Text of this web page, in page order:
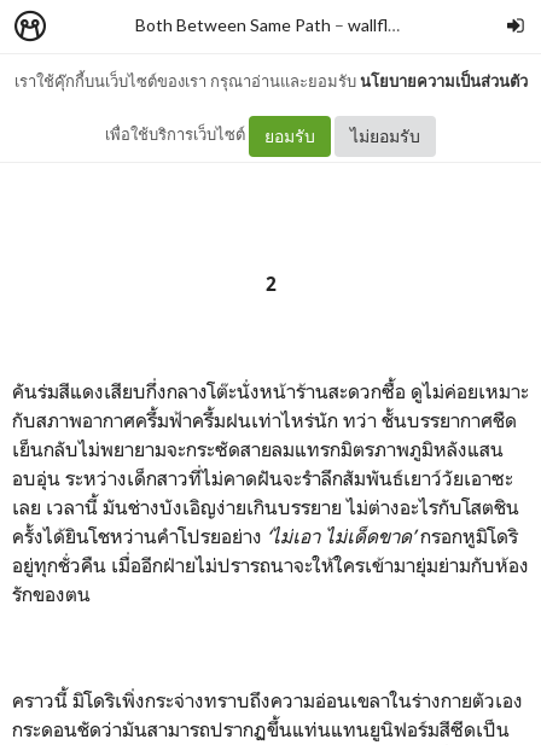
เราใช้คุ๊กกี้บนเว็บไซต์ของเรา กรุณาอ่านและยอมรับนโยบายความเป็นส่วนตัว
เพื่อใช้บริการเว็บไซต์ ยอมรับ ไม่ยอมรับ
Both Between Same Path – wallflowerblu
Yume
2
คันร่มสีแดงเสียบกึ่งกลางโต๊ะนั่งหน้าร้านสะดวกซื้อ ดูไม่ค่อยเหมาะ
กับสภาพอากาศครึ้มฟ้าครึ้มฝนเท่าไหร่นัก ทว่า ชั้นบรรยากาศชืด
เย็นกลับไม่พยายามจะกระซัดสายลมแทรกมิตรภาพภูมิหลังแสน
อบอุ่น ระหว่างเด็กสาวที่ไม่คาดฝันจะรำลึกสัมพันธ์เยาว์วัยเอาซะ
เลย เวลานี้ มันช่างบังเอิญง่ายเกินบรรยาย ไม่ต่างอะไรกับโสตชิน
ครั้งได้ยินโชหว่านคำโปรยอย่าง ‘ไม่เอา ไม่เด็ดขาด’กรอกหูมิโดริ
อยู่ทุกชั่วคืน เมื่ออีกฝ่ายไม่ปรารถนาจะให้ใครเข้ามายุ่มย่ามกับห้อง
รักของตน
คราวนี้ มิโดริเพิ่งกระจ่างทราบถึงความอ่อนเขลาในร่างกายตัวเอง
กระดอนชัดว่ามันสามารถปรากฏขึ้นแท่นแทนยูนิฟอร์มสีซีดเป็น